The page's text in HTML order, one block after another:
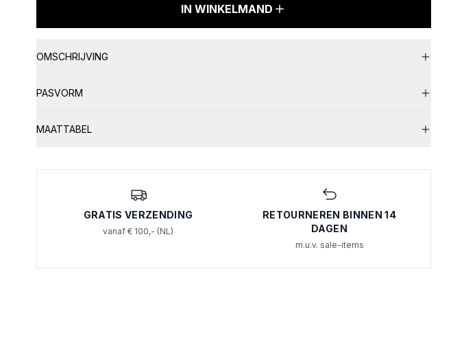
IN WINKELMAND
OMSCHRIJVING
PASVORM
MAATTABEL
GRATIS VERZENDING
vanaf € 100,- (NL)
RETOURNEREN BINNEN 14
DAGEN
m.u.v. sale-items